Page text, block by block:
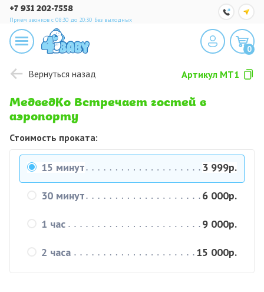
+7 931 202-7558
Приём звонков с 08:30 до 20:30 Без выходных
0
Вернуться назад Артикул MT1
МедведКо Встречает гостей в
аэропорту
Стоимость проката:
15 минут 3 999р.
30 минут 6 000р.
1 час 9 000р.
2 часа 15 000р.